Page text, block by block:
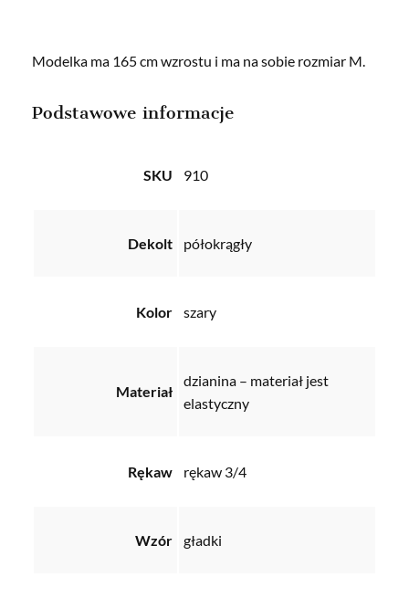
Modelka ma 165 cm wzrostu i ma na sobie rozmiar M.
Podstawowe informacje
SKU 910
Dekolt półokrągły
Kolor szary
Materiał
dzianina – materiał jest
elastyczny
Rękaw rękaw 3/4
Wzór gładki